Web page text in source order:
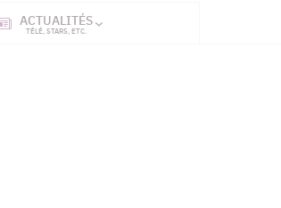
ACTUALITÉS
TÉLÉ, STARS, ETC.